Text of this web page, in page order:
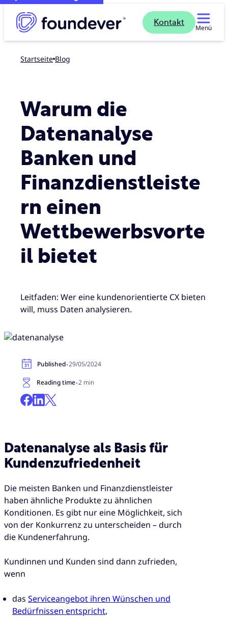
Kontakt
Menü
Startseite blog
Warum die
Datenanalyse
Banken und
Finanzdienstleiste
rn einen
Wettbewerbsvorte
il bietet
Leitfaden: Wer eine kundenorientierte CX bieten
will, muss Daten analysieren.
Published·29/05/2024
Reading time·2 min
Datenanalyse als Basis für
Kundenzufriedenheit
Die meisten Banken und Finanzdienstleister
haben ähnliche Produkte zu ähnlichen
Konditionen. Es gibt nur eine Möglichkeit, sich
von der Konkurrenz zu unterscheiden – durch
die Kundenerfahrung.
Kundinnen und Kunden sind dann zufrieden,
wenn
das Serviceangebot ihren Wünschen und
Bedürfnissen entspricht,